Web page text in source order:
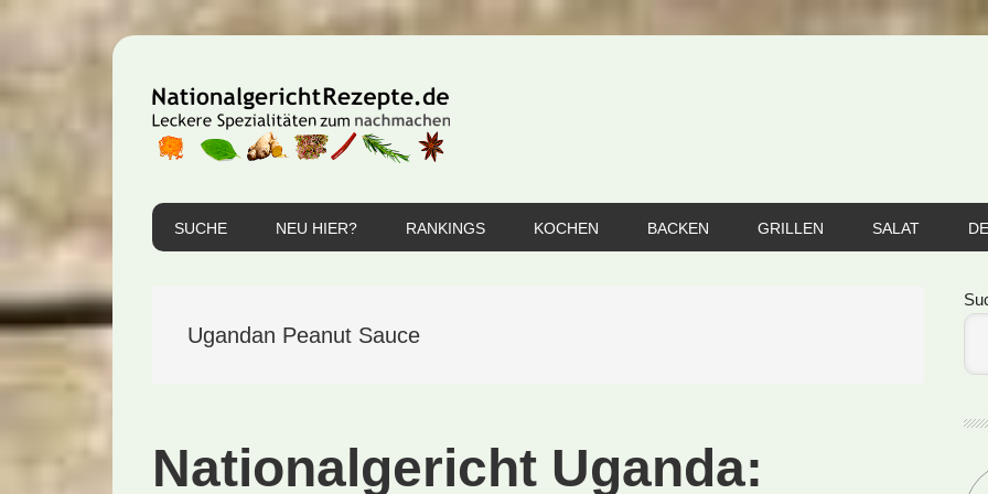
Hauptnavigation
SUCHE NEU HIER? RANKINGS KOCHEN BACKEN GRILLEN SALAT
Ugandan Peanut Sauce
Nationalgericht Uganda: